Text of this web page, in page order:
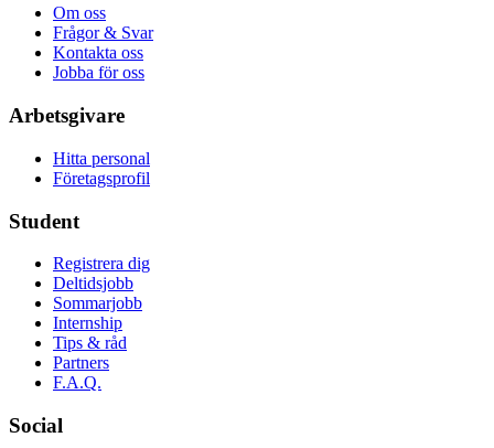
Om oss
Frågor & Svar
Kontakta oss
Jobba för oss
Arbetsgivare
Hitta personal
Företagsprofil
Student
Registrera dig
Deltidsjobb
Sommarjobb
Internship
Tips & råd
Partners
F.A.Q.
Social